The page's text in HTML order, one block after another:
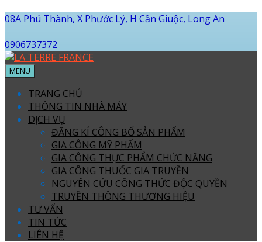
08A Phú Thành, X Phước Lý, H Cần Giuộc, Long An
0906737372
MENU
TRANG CHỦ
THÔNG TIN NHÀ MÁY
DỊCH VỤ
ĐĂNG KÍ CÔNG BỐ SẢN PHẨM
GIA CÔNG MỸ PHẨM
GIA CÔNG THỰC PHẨM CHỨC NĂNG
GIA CÔNG THUỐC GIA TRUYỀN
NGUYÊN CỨU CÔNG THỨC ĐỘC QUYỀN
TRUYỀN THÔNG THƯƠNG HIỆU
TƯ VẤN
TIN TỨC
LIÊN HỆ